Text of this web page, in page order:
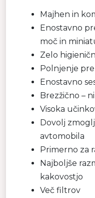
Majhen in
Enostavno
moč in
Zelo
Polnjenje
Enostavno
Brezžično –
Visoka
Dovolj
avtomobila
Primerno za
Najboljše
kakovostjo
Več filtrov